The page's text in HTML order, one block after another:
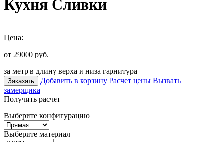
Кухня Сливки
Цена:
от 29000 руб.
за метр в длину верха и низа гарнитура
Заказать Добавить в корзину Расчет цены Вызвать
замерщика
Получить расчет
Выберите конфигурацию
Выберите материал